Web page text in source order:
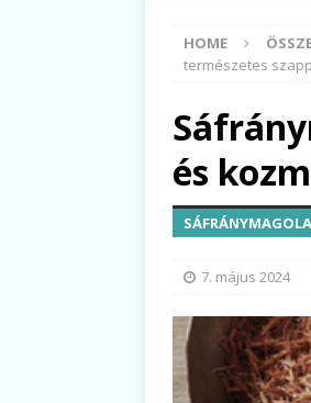
HOME
természetes
és
7. május 2024